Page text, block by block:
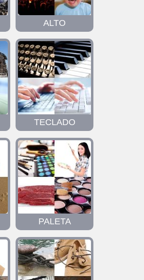
ALTO
TECLADO
PALETA